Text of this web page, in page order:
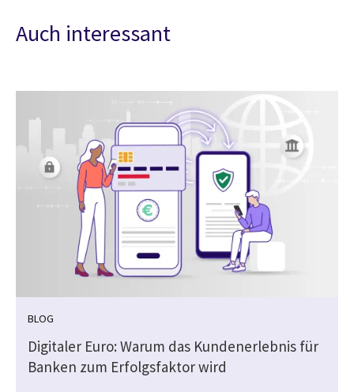
Auch interessant
BLOG
Digitaler Euro: Warum das Kundenerlebnis für
Banken zum Erfolgsfaktor wird